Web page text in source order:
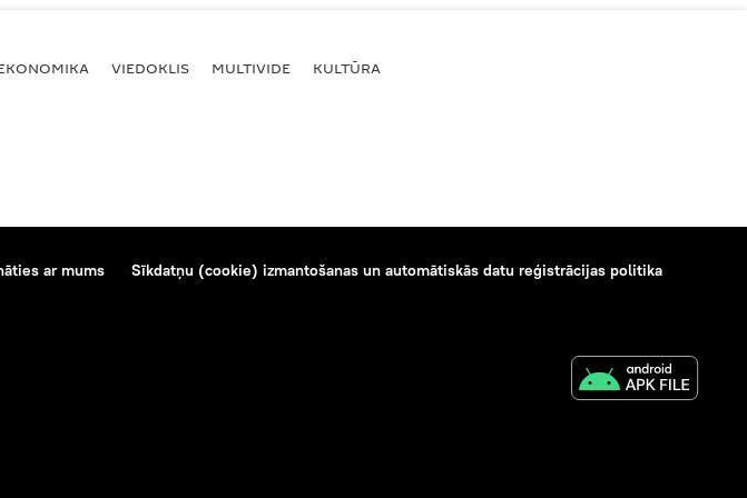
VIEDOKLIS MULTIVIDE KULTŪRA
ar mums
Sīkdatņu (cookie) izmantošanas un automātiskās datu reģistrācijas politika